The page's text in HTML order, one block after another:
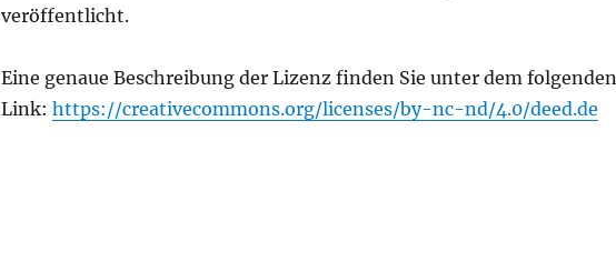
veröffentlicht.
Eine genaue Beschreibung der Lizenz finden Sie unter dem folgenden
Link: https://creativecommons.org/licenses/by-nc-nd/4.0/deed.de